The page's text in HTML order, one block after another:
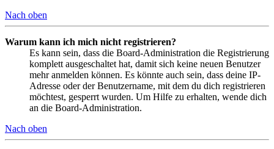
Nach oben
Warum kann ich mich nicht registrieren?
Es kann sein, dass die Board-Administration die Registrierung
komplett ausgeschaltet hat, damit sich keine neuen Benutzer
mehr anmelden können. Es könnte auch sein, dass deine IP-
Adresse oder der Benutzername, mit dem du dich registrieren
möchtest, gesperrt wurden. Um Hilfe zu erhalten, wende dich
an die Board-Administration.
Nach oben